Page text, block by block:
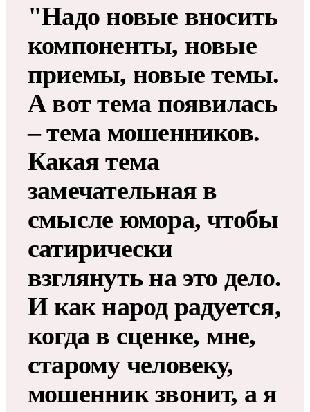
"Надо новые вносить
компоненты, новые
приемы, новые темы.
А вот тема появилась
– тема мошенников.
Какая тема
замечательная в
смысле юмора, чтобы
сатирически
взглянуть на это дело.
И как народ радуется,
когда в сценке, мне,
старому человеку,
мошенник звонит, а я